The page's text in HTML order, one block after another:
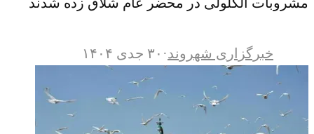
خبرگزاری شهروند· ۳۰ جدی ۱۴۰۴